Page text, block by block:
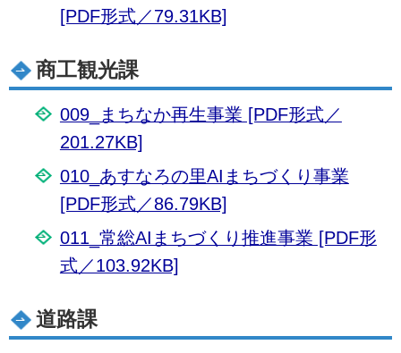
[PDF形式／79.31KB]
商工観光課
009_まちなか再生事業 [PDF形式／
201.27KB]
010_あすなろの里AIまちづくり事業
[PDF形式／86.79KB]
011_常総AIまちづくり推進事業 [PDF形
式／103.92KB]
道路課